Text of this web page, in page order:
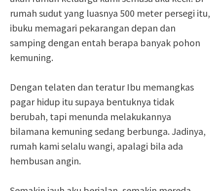
rumah sudut yang luasnya 500 meter persegi itu,
ibuku memagari pekarangan depan dan
samping dengan entah berapa banyak pohon
kemuning.
Dengan telaten dan teratur Ibu memangkas
pagar hidup itu supaya bentuknya tidak
berubah, tapi menunda melakukannya
bilamana kemuning sedang berbunga. Jadinya,
rumah kami selalu wangi, apalagi bila ada
hembusan angin.